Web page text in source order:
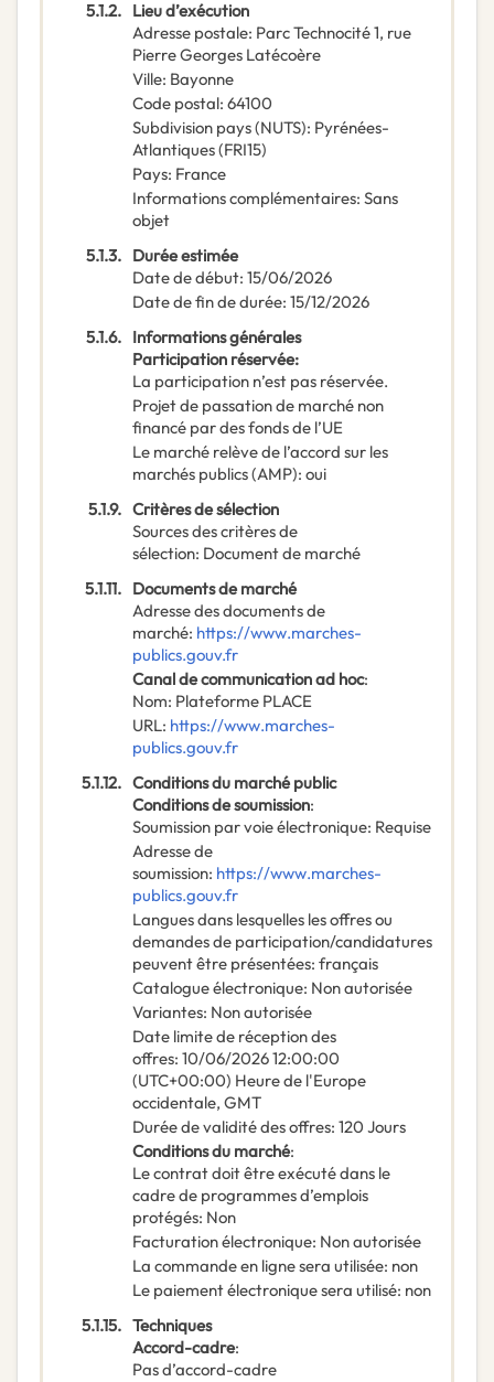
5.1.2. Lieu d’exécution
Adresse postale: Parc Technocité1, rue
Pierre Georges Latécoère
Ville: Bayonne
Code postal: 64100
Subdivision pays (NUTS): Pyrénées-
Atlantiques(FRI15)
Pays: France
Informations complémentaires: Sans
objet
5.1.3. Durée estimée
Date de début: 15/06/2026
Date de fin de durée: 15/12/2026
5.1.6. Informations générales
Participation réservée:
La participation n’est pas réservée.
Projet de passation de marché non
financé par des fonds de l’UE
Le marché relève de l’accord sur les
marchés publics (AMP): oui
5.1.9. Critères de sélection
Sources des critères de
sélection: Document de marché
5.1.11. Documents de marché
Adresse des documents de
marché: https://www.marches-
publics.gouv.fr
Canal de communication ad hoc:
Nom: Plateforme PLACE
URL: https://www.marches-
publics.gouv.fr
5.1.12. Conditions du marché public
Conditions de soumission:
Soumission par voie électronique: Requise
Adresse de
soumission: https://www.marches-
publics.gouv.fr
Langues dans lesquelles les offres ou
demandes de participation/candidatures
peuvent être présentées: français
Catalogue électronique: Non autorisée
Variantes: Non autorisée
Date limite de réception des
offres: 10/06/202612:00:00
(UTC+00:00) Heure de l'Europe
occidentale, GMT
Durée de validité des offres: 120 Jours
Conditions du marché:
Le contrat doit être exécuté dans le
cadre de programmes d’emplois
protégés: Non
Facturation électronique: Non autorisée
La commande en ligne sera utilisée: non
Le paiement électronique sera utilisé: non
5.1.15. Techniques
Accord-cadre:
Pas d’accord-cadre